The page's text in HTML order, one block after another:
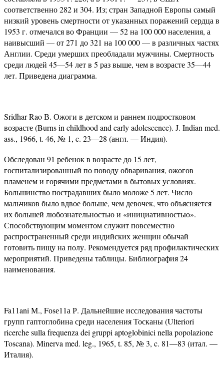
соответственно 282 и 304. Из; стран Западной Европы самый
низкий уровень смертности от указанных поражений сердца в
1953 г. отмечался во Франции — 52 на 100 000 населения, а
наивысший — от 271 до 321 на 100 000 — в различных частях
Англии. Среди умерших преобладали мужчины. Смертность
среди людей 45—54 лет в 5 раз выше, чем в возрасте 35—44
лет. Приведена диаграмма.
Sridhar Rao В. Ожоги в детском и раннем подростковом
возрасте (Burns in childhood and early adolescence). J. Indian med.
ass., 1966, t. 46, № 1, c. 23—28 (англ. — Индия).
Обследован 91 ребенок в возрасте до 15 лет,
госпитализированный по поводу обваривания, ожогов
пламенем и горячими предметами в бытовых условиях.
Большинство пострадавших было моложе 5 лет. Число
мальчиков было вдвое больше, чем девочек, что объясняется
их большей любознательностью и «инициативностью».
Способствующим моментом служит повсеместно
распространенный среди индийских женщин обычай
готовить пищу на полу. Рекомендуется ряд профилактических
мероприятий. Приведены таблицы. Библиография 24
наименования.
Fa11ani М., Fоsе11а Р. Дальнейшие исследования частоты
групп гаптоглобина среди населения Тосканы (Ulteriori
ricerche sulla frequenza dei gruppi aptoglobinici nella popolazione
Toscana). Minerva med. leg., 1965, t. 85, № 3, c. 81—83 (итал. —
Италия).